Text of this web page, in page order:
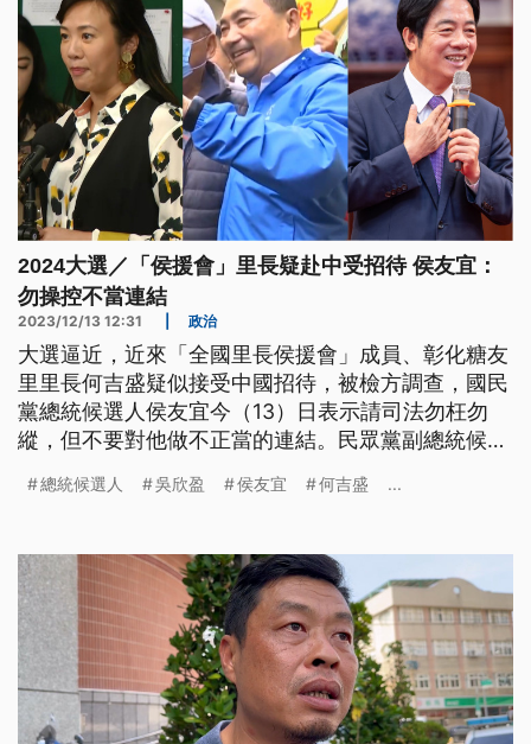
2024大選／「侯援會」里長疑赴中受招待 侯友宜：
勿操控不當連結
2023/12/13 12:31 政治
大選逼近，近來「全國里長侯援會」成員、彰化糖友
里里長何吉盛疑似接受中國招待，被檢方調查，國民
黨總統候選人侯友宜今（13）日表示請司法勿枉勿
縱，但不要對他做不正當的連結。民眾黨副總統候選
議，表示還在整理中，會依規定辦理。副總統賴清德
印太和平。
總統候選人 吳欣盈 侯友宜 何吉盛 ...